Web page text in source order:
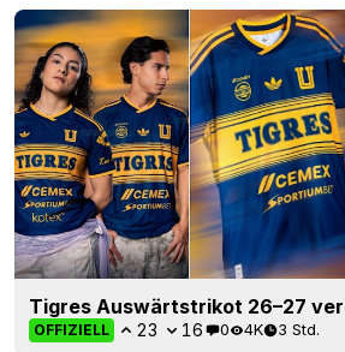
Tigres Auswärtstrikot 26–27
OFFIZIELL 23 16 0 4K 3 Std.